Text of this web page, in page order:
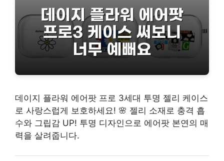
데이지 플라워 에어팟 프로 3세대 투명 젤리 케이스
로 사랑스럽게 보호하세요! 🌸 젤리 소재로 충격 흡
수와 그립감 UP! 투명 디자인으로 에어팟 본연의 매
력을 살려줍니다.